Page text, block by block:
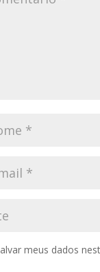
meus dados